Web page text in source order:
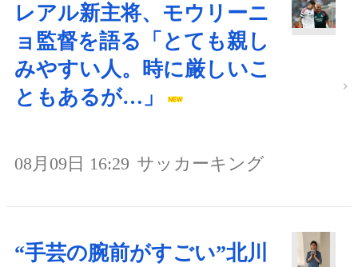
レアル新主将、モウリーニ
ョ監督を語る「とても親し
みやすい人。時に厳しいこ
ともあるが…」
08月09日 16:29 サッカーキング
“手芸の腕前がすごい”北川